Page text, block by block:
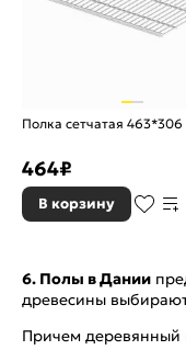
Полка сетчатая 463*306
464₽
В корзину
6. Полы в Дании
древесины
Причем деревянный